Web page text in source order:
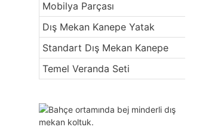
Mobilya Parçası
Dış Mekan Kanepe Yatak
Standart Dış Mekan Kanepe
Temel Veranda Seti